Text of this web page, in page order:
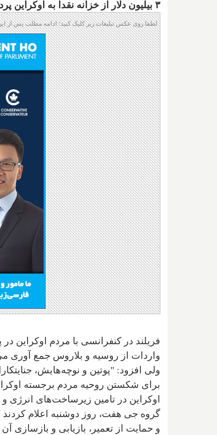
۳ بیلیون دلار از خزانه نقدا به اوکراین پرداخته است
لطفا روی عکس تبلیغات زیر کلیک کنید؛ ادامه مطلب پس از
فریلند در کنفرانسی با مردم اوکراین
واردات از روسیه و بلاروس جمع آوری
ولی افزود: "پوتین و نوچه‌هایش،
برای شکستن روحیه مردم برجسته
اوکراین در تامین زیرساخت‌های
گروه جی هفت، روز دوشنبه اعلام
و حمایت از تعمیر، بازیابی و بازسازی